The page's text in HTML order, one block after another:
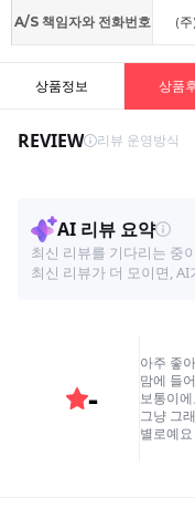
A/S 책임자와 전화번호 (
상품정보 상품